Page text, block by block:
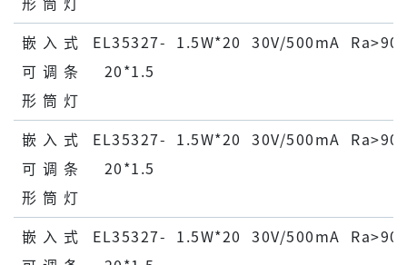
形 筒 灯
嵌 ⼊ 式
可 调 条
形 筒 灯
EL35327-
20*1.5
1.5W*20 30V/500mA Ra>90
嵌 ⼊ 式
可 调 条
形 筒 灯
EL35327-
20*1.5
1.5W*20 30V/500mA Ra>90
嵌 ⼊ 式
EL35327-
1.5W*20 30V/500mA Ra>90